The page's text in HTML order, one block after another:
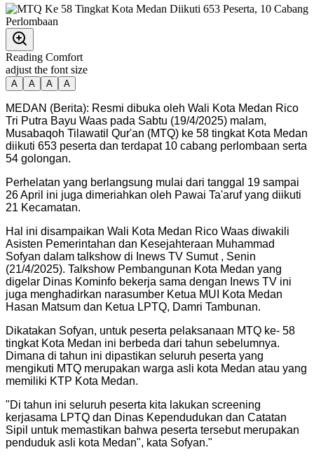
Reading Comfort
adjust the font size
A A A A
MEDAN (Berita): Resmi dibuka oleh Wali Kota Medan Rico
Tri Putra Bayu Waas pada Sabtu (19/4/2025) malam,
Musabaqoh Tilawatil Qur'an (MTQ) ke 58 tingkat Kota Medan
diikuti 653 peserta dan terdapat 10 cabang perlombaan serta
54 golongan.
Perhelatan yang berlangsung mulai dari tanggal 19 sampai
26 April ini juga dimeriahkan oleh Pawai Ta'aruf yang diikuti
21 Kecamatan.
Hal ini disampaikan Wali Kota Medan Rico Waas diwakili
Asisten Pemerintahan dan Kesejahteraan Muhammad
Sofyan dalam talkshow di Inews TV Sumut , Senin
(21/4/2025). Talkshow Pembangunan Kota Medan yang
digelar Dinas Kominfo bekerja sama dengan Inews TV ini
juga menghadirkan narasumber Ketua MUI Kota Medan
Hasan Matsum dan Ketua LPTQ, Damri Tambunan.
Dikatakan Sofyan, untuk peserta pelaksanaan MTQ ke- 58
tingkat Kota Medan ini berbeda dari tahun sebelumnya.
Dimana di tahun ini dipastikan seluruh peserta yang
mengikuti MTQ merupakan warga asli kota Medan atau yang
memiliki KTP Kota Medan.
"Di tahun ini seluruh peserta kita lakukan screening
kerjasama LPTQ dan Dinas Kependudukan dan Catatan
Sipil untuk memastikan bahwa peserta tersebut merupakan
penduduk asli kota Medan", kata Sofyan."